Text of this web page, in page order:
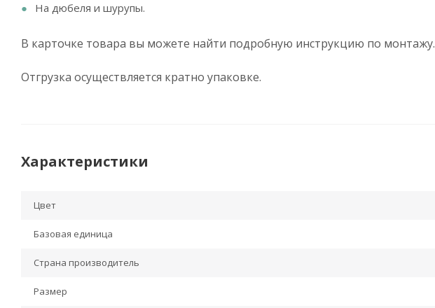
На дюбеля и шурупы.
В карточке товара вы можете найти подробную инструкцию по монтажу.
Отгрузка осуществляется кратно упаковке.
Характеристики
Цвет
Базовая единица
Страна производитель
Размер